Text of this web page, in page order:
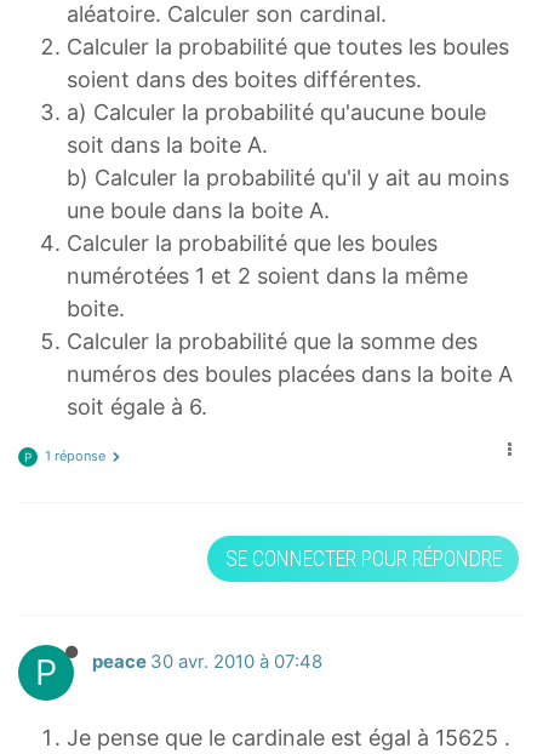
aléatoire. Calculer son cardinal.
Calculer la probabilité que toutes les boules
soient dans des boites différentes.
a) Calculer la probabilité qu'aucune boule
soit dans la boite A.
b) Calculer la probabilité qu'il y ait au moins
une boule dans la boite A.
Calculer la probabilité que les boules
numérotées 1 et 2 soient dans la même
boite.
Calculer la probabilité que la somme des
numéros des boules placées dans la boite A
soit égale à 6.
P 1 réponse
SE CONNECTER POUR RÉPONDRE
P peace 30 avr. 2010 à 07:48
Je pense que le cardinale est égal à 15625 .